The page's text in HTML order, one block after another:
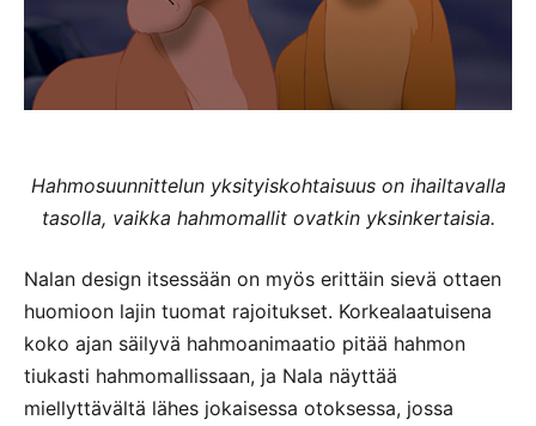
Hahmosuunnittelun yksityiskohtaisuus on ihailtavalla
tasolla, vaikka hahmomallit ovatkin yksinkertaisia.
Nalan design itsessään on myös erittäin sievä ottaen
huomioon lajin tuomat rajoitukset. Korkealaatuisena
koko ajan säilyvä hahmoanimaatio pitää hahmon
tiukasti hahmomallissaan, ja Nala näyttää
miellyttävältä lähes jokaisessa otoksessa, jossa